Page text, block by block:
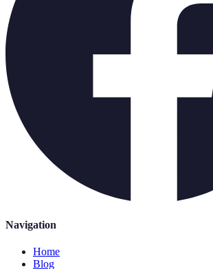
Navigation
Home
Blog